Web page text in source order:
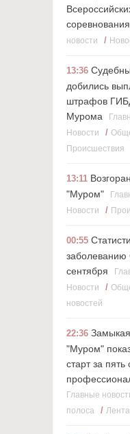
новости
/
13:36
добились
штрафов
Мурома
Новости /
Происшествия
13:11
"Муром"
Новости /
00:55
заболеванию
сентября
Новости /
новостей
22:36
"Муром"
старт за пять
Главные
полоса
/